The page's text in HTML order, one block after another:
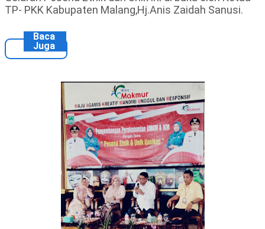
TP- PKK Kabupaten Malang,Hj.Anis Zaidah Sanusi.
Baca
Juga